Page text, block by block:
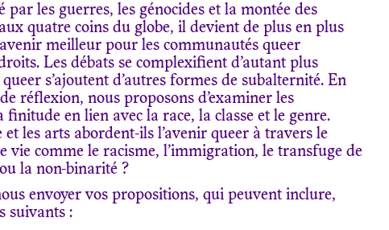
les guerres, les génocides et la montée des
quatre coins du globe, il devient de plus en plus
meilleur pour les communautés queer
Les débats se complexifient d’autant plus
s’ajoutent d’autres formes de subalternité. En
réflexion, nous proposons d’examiner les
finitude en lien avec la race, la classe et le genre.
les arts abordent-ils l’avenir queer à travers le
vie comme le racisme, l’immigration, le transfuge de
la non-binarité ?
envoyer vos propositions, qui peuvent inclure,
suivants :